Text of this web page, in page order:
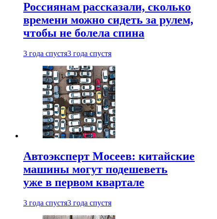
Россиянам рассказали, сколько
времени можно сидеть за рулем,
чтобы не болела спина
3 года спустя3 года спустя
Автоэксперт Мосеев: китайские
машины могут подешеветь
уже в первом квартале
3 года спустя3 года спустя